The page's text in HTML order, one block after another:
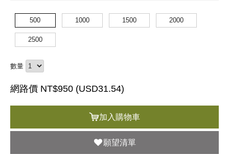
500 1000 1500 2000
2500
數量
網路價 NT$950 (USD31.54)
加入購物車
願望清單